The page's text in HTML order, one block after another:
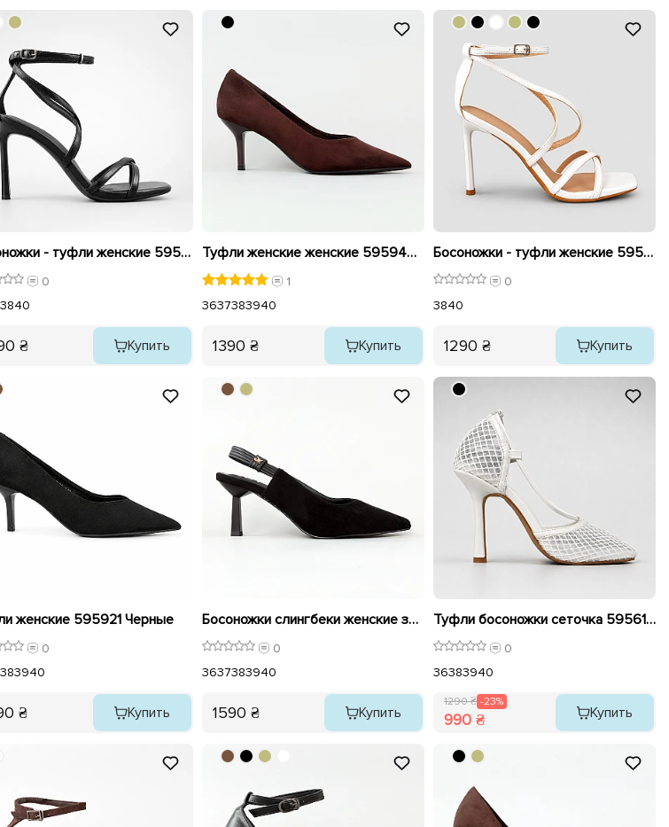
Босоножки - туфли женские 595988 Черные
0
3840
₴ Купить
Туфли женские женские 595944 Коричневые
1
3637383940
1390 ₴ Купить
Босоножки - туфли женские 595923 Белые
0
3840
1290 ₴ Купить
женские 595921 Черные
0
383940
₴ Купить
Босоножки слингбеки женские замшевые 595440 Черные
0
3637383940
1590 ₴ Купить
Туфли босоножки сеточка 595610 Белые распродажа
0
36383940
1290 ₴ -23%
990 ₴ Купить